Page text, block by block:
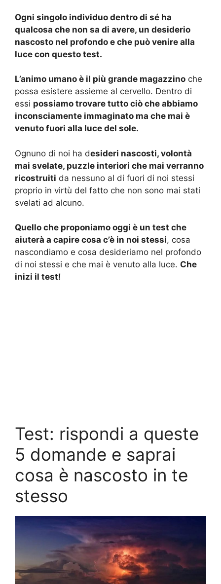
Ogni singolo individuo dentro di sé ha
qualcosa che non sa di avere, un desiderio
nascosto nel profondo e che può venire alla
luce con questo test.
L’animo umano è il più grande magazzino che
possa esistere assieme al cervello. Dentro di
essi possiamo trovare tutto ciò che abbiamo
inconsciamente immaginato ma che mai è
venuto fuori alla luce del sole.
Ognuno di noi ha desideri nascosti, volontà
mai svelate, puzzle interiori che mai verranno
ricostruiti da nessuno al di fuori di noi stessi
proprio in virtù del fatto che non sono mai stati
svelati ad alcuno.
Quello che proponiamo oggi è un test che
aiuterà a capire cosa c’è in noi stessi, cosa
nascondiamo e cosa desideriamo nel profondo
di noi stessi e che mai è venuto alla luce. Che
inizi il test!
Test: rispondi a queste
5 domande e saprai
cosa è nascosto in te
stesso